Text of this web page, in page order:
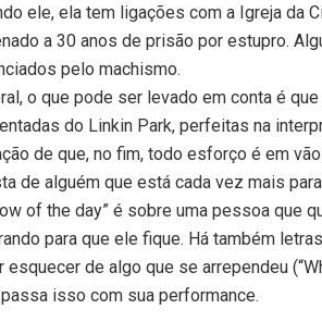
ele, ela tem ligações com a Igreja da
a 30 anos de prisão por estupro.
pelo machismo.
o que pode ser levado em conta é
do Linkin Park, perfeitas na
de que, no fim, todo esforço é em
de alguém que está cada vez mais
of the day” é sobre uma pessoa que
para que ele fique. Há também
esquecer de algo que se arrependeu
isso com sua performance.